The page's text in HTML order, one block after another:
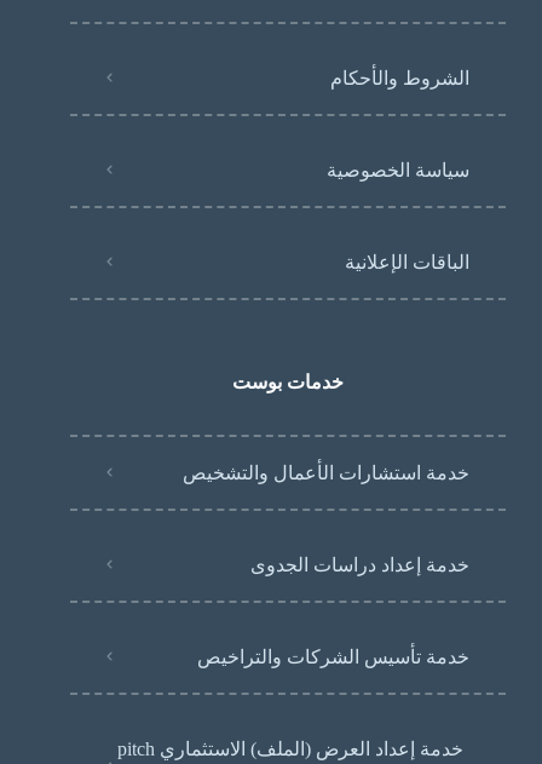
الشروط والأحكام
سياسة الخصوصية
الباقات الإعلانية
خدمات بوست
خدمة استشارات الأعمال والتشخيص
خدمة إعداد دراسات الجدوى
خدمة تأسيس الشركات والتراخيص
خدمة إعداد العرض (الملف) الاستثماري pitch